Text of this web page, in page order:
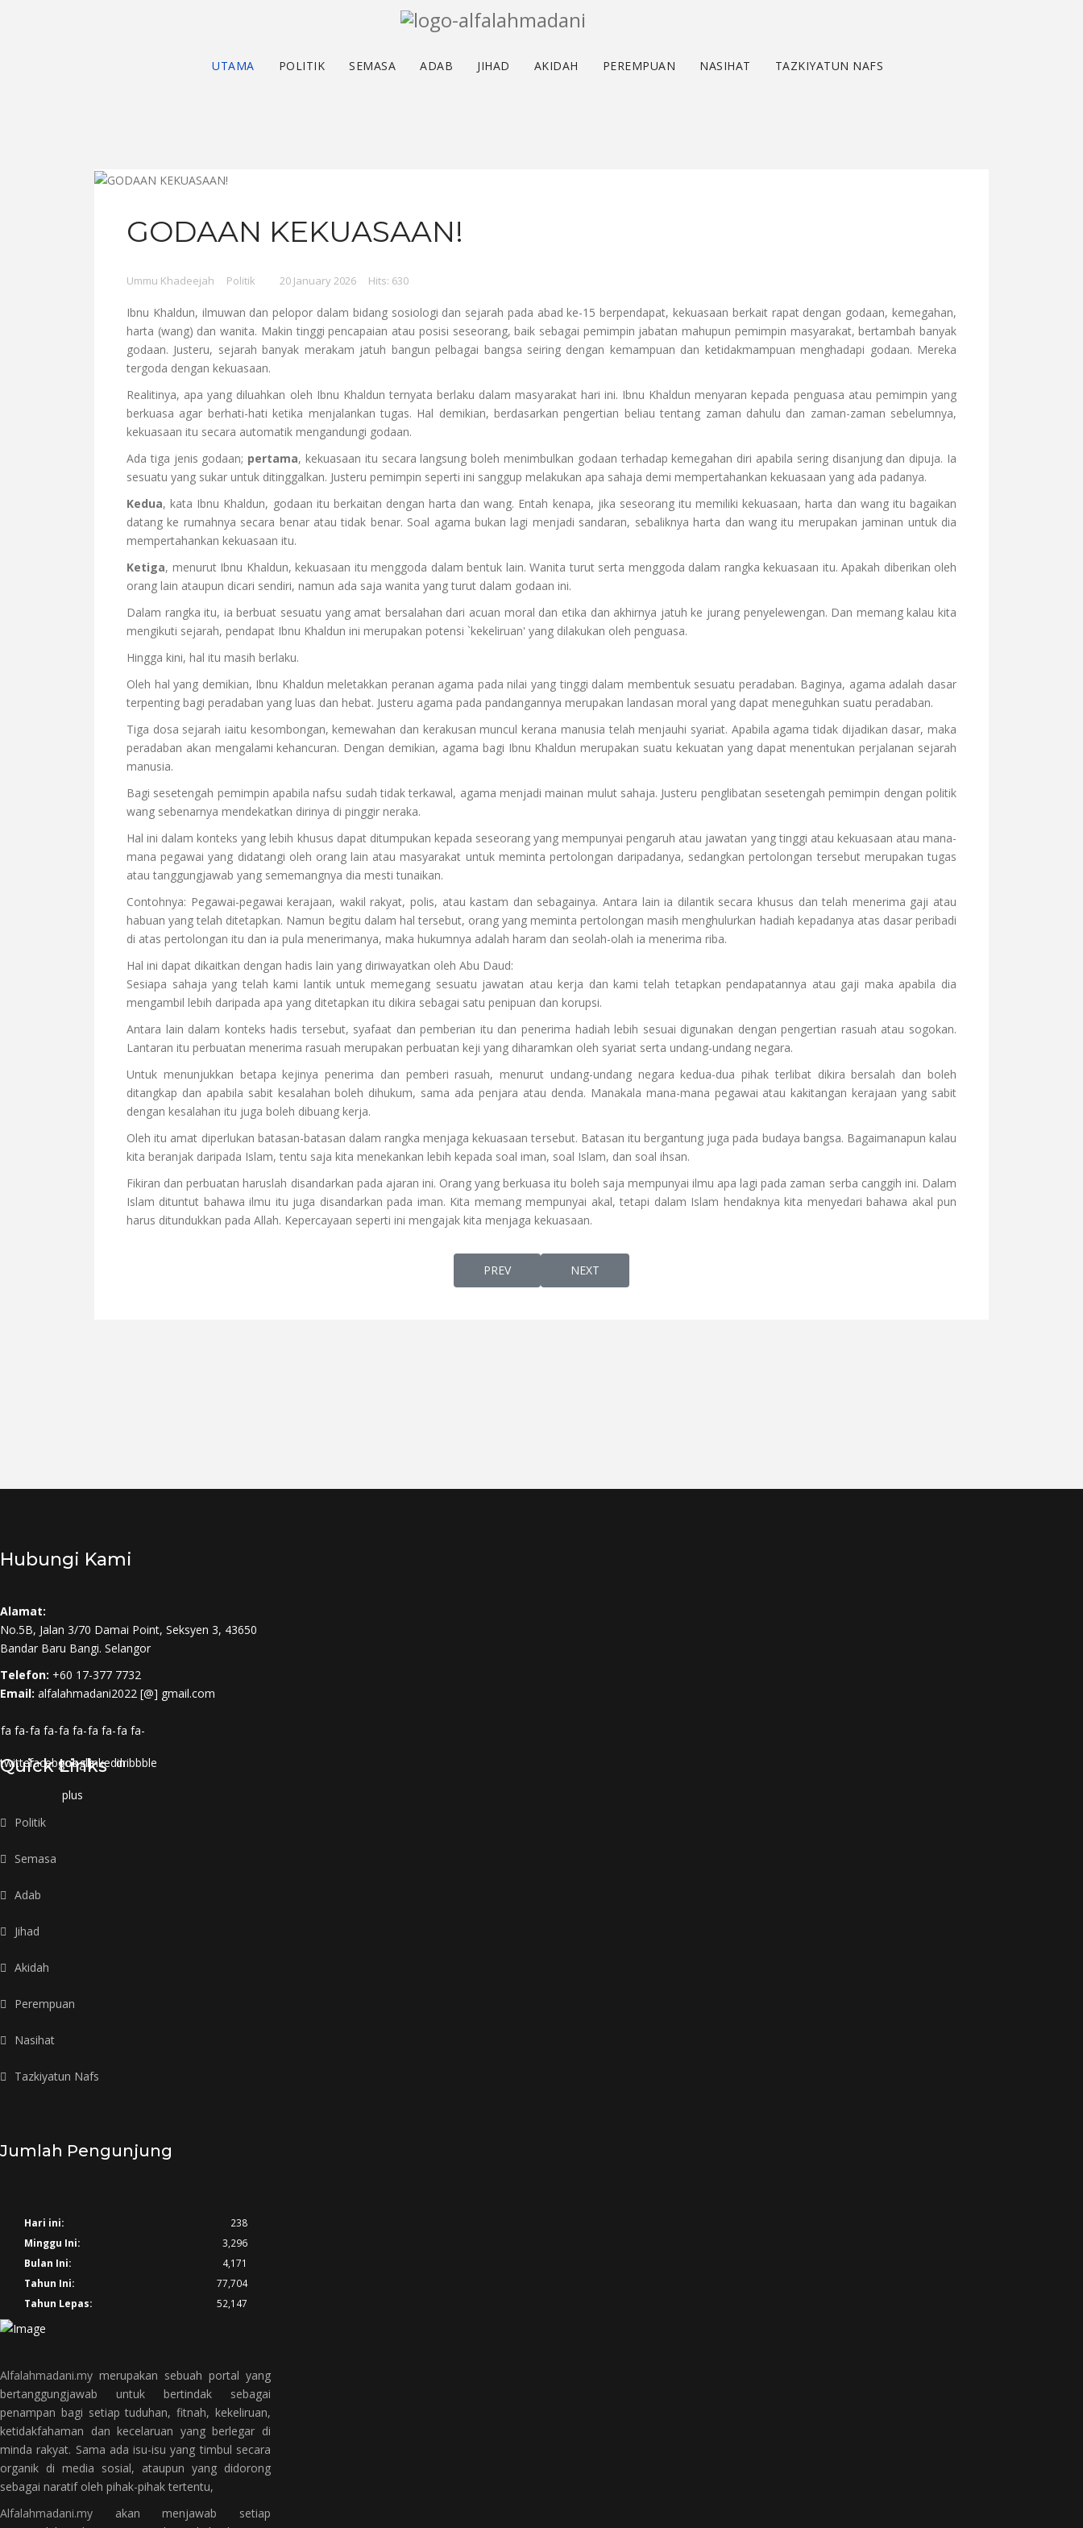
UTAMA POLITIK SEMASA ADAB JIHAD AKIDAH PEREMPUAN NASIHAT TAZKIYATUN NAFS
GODAAN KEKUASAAN!
Ummu Khadeejah Politik 20 January 2026 Hits: 630
Ibnu Khaldun, ilmuwan dan pelopor dalam bidang sosiologi dan sejarah pada abad ke-15 berpendapat, kekuasaan berkait rapat dengan godaan, kemegahan,
harta (wang) dan wanita. Makin tinggi pencapaian atau posisi seseorang, baik sebagai pemimpin jabatan mahupun pemimpin masyarakat, bertambah banyak
godaan. Justeru, sejarah banyak merakam jatuh bangun pelbagai bangsa seiring dengan kemampuan dan ketidakmampuan menghadapi godaan. Mereka
tergoda dengan kekuasaan.
Realitinya, apa yang diluahkan oleh Ibnu Khaldun ternyata berlaku dalam masyarakat hari ini. Ibnu Khaldun menyaran kepada penguasa atau pemimpin yang
berkuasa agar berhati-hati ketika menjalankan tugas. Hal demikian, berdasarkan pengertian beliau tentang zaman dahulu dan zaman-zaman sebelumnya,
kekuasaan itu secara automatik mengandungi godaan.
Ada tiga jenis godaan; pertama, kekuasaan itu secara langsung boleh menimbulkan godaan terhadap kemegahan diri apabila sering disanjung dan dipuja. Ia
sesuatu yang sukar untuk ditinggalkan. Justeru pemimpin seperti ini sanggup melakukan apa sahaja demi mempertahankan kekuasaan yang ada padanya.
Kedua, kata Ibnu Khaldun, godaan itu berkaitan dengan harta dan wang. Entah kenapa, jika seseorang itu memiliki kekuasaan, harta dan wang itu bagaikan
datang ke rumahnya secara benar atau tidak benar. Soal agama bukan lagi menjadi sandaran, sebaliknya harta dan wang itu merupakan jaminan untuk dia
mempertahankan kekuasaan itu.
Ketiga, menurut Ibnu Khaldun, kekuasaan itu menggoda dalam bentuk lain. Wanita turut serta menggoda dalam rangka kekuasaan itu. Apakah diberikan oleh
orang lain ataupun dicari sendiri, namun ada saja wanita yang turut dalam godaan ini.
Dalam rangka itu, ia berbuat sesuatu yang amat bersalahan dari acuan moral dan etika dan akhirnya jatuh ke jurang penyelewengan. Dan memang kalau kita
mengikuti sejarah, pendapat Ibnu Khaldun ini merupakan potensi `kekeliruan' yang dilakukan oleh penguasa.
Hingga kini, hal itu masih berlaku.
Oleh hal yang demikian, Ibnu Khaldun meletakkan peranan agama pada nilai yang tinggi dalam membentuk sesuatu peradaban. Baginya, agama adalah dasar
terpenting bagi peradaban yang luas dan hebat. Justeru agama pada pandangannya merupakan landasan moral yang dapat meneguhkan suatu peradaban.
Tiga dosa sejarah iaitu kesombongan, kemewahan dan kerakusan muncul kerana manusia telah menjauhi syariat. Apabila agama tidak dijadikan dasar, maka
peradaban akan mengalami kehancuran. Dengan demikian, agama bagi Ibnu Khaldun merupakan suatu kekuatan yang dapat menentukan perjalanan sejarah
manusia.
Bagi sesetengah pemimpin apabila nafsu sudah tidak terkawal, agama menjadi mainan mulut sahaja. Justeru penglibatan sesetengah pemimpin dengan politik
wang sebenarnya mendekatkan dirinya di pinggir neraka.
Hal ini dalam konteks yang lebih khusus dapat ditumpukan kepada seseorang yang mempunyai pengaruh atau jawatan yang tinggi atau kekuasaan atau mana-
mana pegawai yang didatangi oleh orang lain atau masyarakat untuk meminta pertolongan daripadanya, sedangkan pertolongan tersebut merupakan tugas
atau tanggungjawab yang sememangnya dia mesti tunaikan.
Contohnya: Pegawai-pegawai kerajaan, wakil rakyat, polis, atau kastam dan sebagainya. Antara lain ia dilantik secara khusus dan telah menerima gaji atau
habuan yang telah ditetapkan. Namun begitu dalam hal tersebut, orang yang meminta pertolongan masih menghulurkan hadiah kepadanya atas dasar peribadi
di atas pertolongan itu dan ia pula menerimanya, maka hukumnya adalah haram dan seolah-olah ia menerima riba.
Hal ini dapat dikaitkan dengan hadis lain yang diriwayatkan oleh Abu Daud:
Sesiapa sahaja yang telah kami lantik untuk memegang sesuatu jawatan atau kerja dan kami telah tetapkan pendapatannya atau gaji maka apabila dia
mengambil lebih daripada apa yang ditetapkan itu dikira sebagai satu penipuan dan korupsi.
Antara lain dalam konteks hadis tersebut, syafaat dan pemberian itu dan penerima hadiah lebih sesuai digunakan dengan pengertian rasuah atau sogokan.
Lantaran itu perbuatan menerima rasuah merupakan perbuatan keji yang diharamkan oleh syariat serta undang-undang negara.
Untuk menunjukkan betapa kejinya penerima dan pemberi rasuah, menurut undang-undang negara kedua-dua pihak terlibat dikira bersalah dan boleh
ditangkap dan apabila sabit kesalahan boleh dihukum, sama ada penjara atau denda. Manakala mana-mana pegawai atau kakitangan kerajaan yang sabit
dengan kesalahan itu juga boleh dibuang kerja.
Oleh itu amat diperlukan batasan-batasan dalam rangka menjaga kekuasaan tersebut. Batasan itu bergantung juga pada budaya bangsa. Bagaimanapun kalau
kita beranjak daripada Islam, tentu saja kita menekankan lebih kepada soal iman, soal Islam, dan soal ihsan.
Fikiran dan perbuatan haruslah disandarkan pada ajaran ini. Orang yang berkuasa itu boleh saja mempunyai ilmu apa lagi pada zaman serba canggih ini. Dalam
Islam dituntut bahawa ilmu itu juga disandarkan pada iman. Kita memang mempunyai akal, tetapi dalam Islam hendaknya kita menyedari bahawa akal pun
harus ditundukkan pada Allah. Kepercayaan seperti ini mengajak kita menjaga kekuasaan.
PREVIOUS ARTICLE: JANGAN LOBI JANGAN MINTA JAWATAN
PREV NEXT ARTICLE: PERJUANGAN BERBENTUK ANARKIS SIA-SIA
NEXT
Hubungi Kami
Alamat:
No.5B, Jalan 3/70 Damai Point, Seksyen 3, 43650
Bandar Baru Bangi. Selangor
Telefon: +60 17-377 7732
Email: alfalahmadani2022 [@] gmail.com
fa fa-
twitter
fa fa-
facebook
fa fa-
google-
plus
fa fa-
linkedin
fa fa-
dribbble
Quick Links
Politik
Semasa
Adab
Jihad
Akidah
Perempuan
Nasihat
Tazkiyatun Nafs
Jumlah Pengunjung
Hari ini:
238
Minggu Ini:
3,296
Bulan Ini:
4,171
Tahun Ini:
77,704
Tahun Lepas:
52,147
Alfalahmadani.my merupakan sebuah portal yang
bertanggungjawab untuk bertindak sebagai
penampan bagi setiap tuduhan, fitnah, kekeliruan,
ketidakfahaman dan kecelaruan yang berlegar di
minda rakyat. Sama ada isu-isu yang timbul secara
organik di media sosial, ataupun yang didorong
sebagai naratif oleh pihak-pihak tertentu,
Alfalahmadani.my akan menjawab setiap